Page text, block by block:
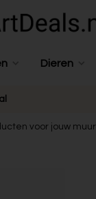
Dieren
voor jouw muur